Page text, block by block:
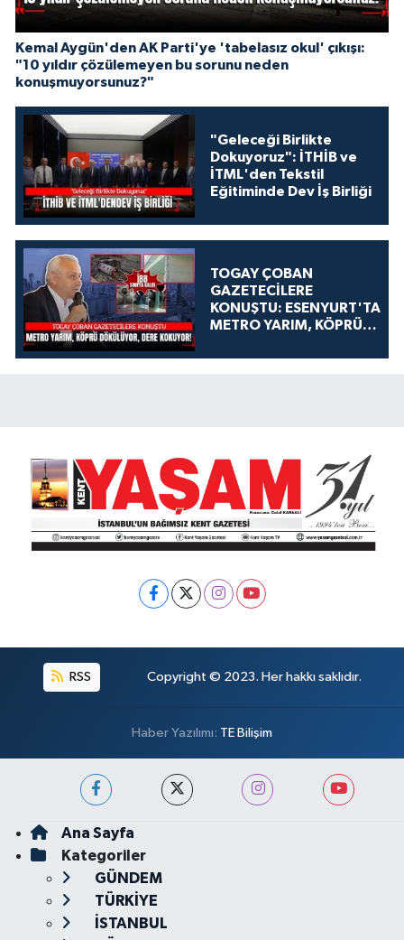
Kemal Aygün'den AK Parti'ye 'tabelasız okul' çıkışı:
"10 yıldır çözülemeyen bu sorunu neden
konuşmuyorsunuz?"
"Geleceği Birlikte
Dokuyoruz": İTHİB ve
İTML'den Tekstil
Eğitiminde Dev İş Birliği
TOGAY ÇOBAN
GAZETECİLERE
KONUŞTU: ESENYURT'TA
METRO YARIM, KÖPRÜ
KOKUYOR!
RSS Copyright © 2023. Her hakkı saklıdır.
Haber Yazılımı: TE Bilişim
Ana Sayfa
Kategoriler
GÜNDEM
TÜRKİYE
İSTANBUL